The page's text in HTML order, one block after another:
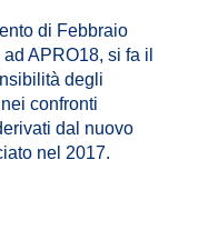
di Febbraio
APRO18, si fa il
degli
confronti
dal nuovo
nel 2017.